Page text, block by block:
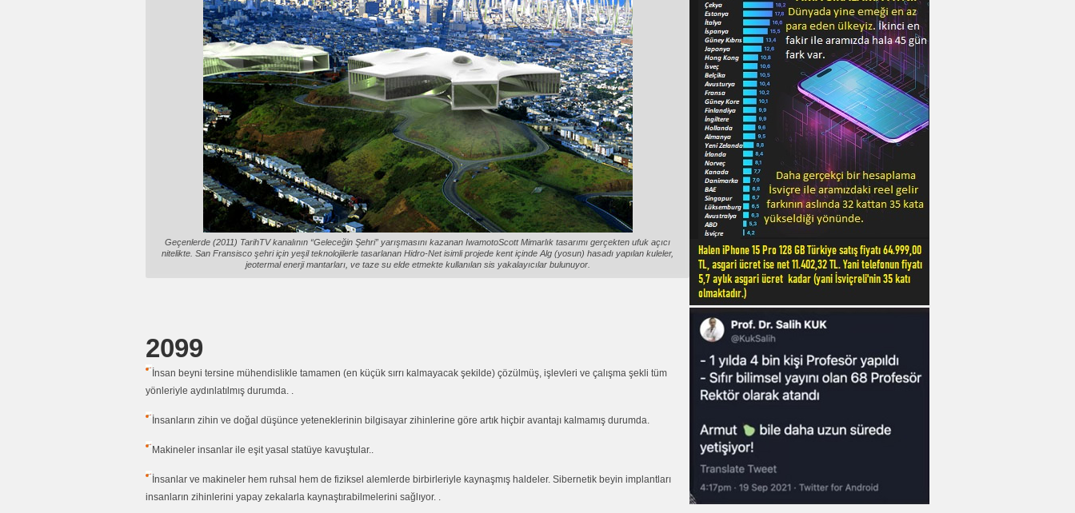
Geçenlerde (2011) TarihTV kanalının “Geleceğin Şehri” yarışmasını kazanan IwamotoScott Mimarlık tasarımı gerçekten ufuk açıcı
nitelikte. San Fransisco şehri için yeşil teknolojilerle tasarlanan Hidro-Net isimli projede kent içinde Alg (yosun) hasadı yapılan kuleler,
jeotermal enerji mantarları, ve taze su elde etmekte kullanılan sis yakalayıcılar bulunuyor.
2099
İnsan beyni tersine mühendislikle tamamen (en küçük sırrı kalmayacak şekilde) çözülmüş, işlevleri ve çalışma şekli tüm
yönleriyle aydınlatılmış durumda. .
İnsanların zihin ve doğal düşünce yeteneklerinin bilgisayar zihinlerine göre artık hiçbir avantajı kalmamış durumda.
Makineler insanlar ile eşit yasal statüye kavuştular..
İnsanlar ve makineler hem ruhsal hem de fiziksel alemlerde birbirleriyle kaynaşmış haldeler. Sibernetik beyin implantları
insanların zihinlerini yapay zekalarla kaynaştırabilmelerini sağlıyor. .